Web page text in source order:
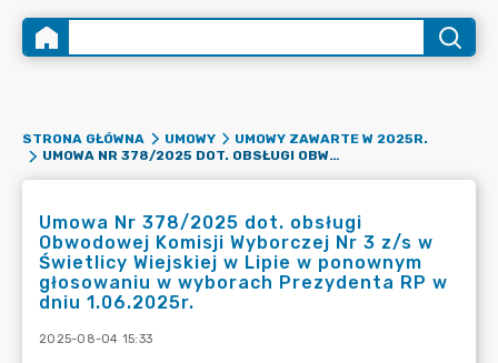
STRONA GŁÓWNA UMOWY
UMOWY ZAWARTE W 2025R.
UMOWA NR 378/2025 DOT. OBSŁUGI OBWODOWEJ KOMISJI WYBORCZEJ NR 3 Z/S W ŚWIETLICY WIEJSKIEJ W LIPIE W PONOWNYM GŁOSOWANIU W WYBORACH PREZYDENTA RP W DNIU 1.06.2025R.
Umowa Nr 378/2025 dot. obsługi
Obwodowej Komisji Wyborczej Nr 3 z/s w
Świetlicy Wiejskiej w Lipie w ponownym
głosowaniu w wyborach Prezydenta RP w
dniu 1.06.2025r.
2025-08-04 15:33